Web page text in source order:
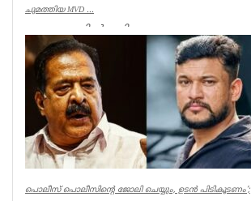
ചുമത്തിയ MVD ...
ആറന്മുളയിൽ ദുരിതാശ്വാസ
പ്രവർത്തനത്തിന് എത്തിയ ഓഫ് റോഡ്
വാഹനത്തിന് മോട്ടോർ വെഹിക്കിൾ
ഇൻസ്പെക്ടർ പിഴ ...
Kerala
പൊലീസ് പൊലീസിന്റെ ജോലി ചെയ്യും, ഉടന്‍ പിടികൂടണം’;